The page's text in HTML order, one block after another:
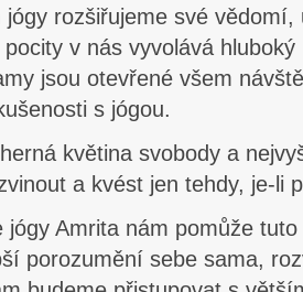
rozšiřujeme své
v nás vyvolává
jsou otevřené všem
s jógou.
květina svobody a
a kvést jen tehdy, je-li
jógy Amrita nám pomůže
porozumění sebe sama,